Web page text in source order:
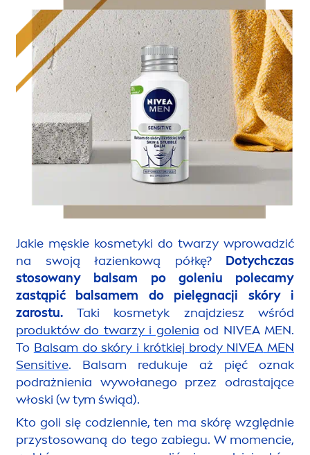
Jakie męskie kosmetyki do twarzy wprowadzić
na swoją łazienkową półkę? Dotychczas
stosowany balsam po goleniu polecamy
zastąpić balsamem do pielęgnacji skóry i
zarostu. Taki kosmetyk znajdziesz wśród
produktów do twarzy i golenia od NIVEA MEN.
To Balsam do skóry i krótkiej brody NIVEA MEN
Sensitive. Balsam redukuje aż pięć oznak
podrażnienia wywołanego przez odrastające
włoski (w tym świąd).
Kto goli się codziennie, ten ma skórę względnie
przystosowaną do tego zabiegu. W momencie,